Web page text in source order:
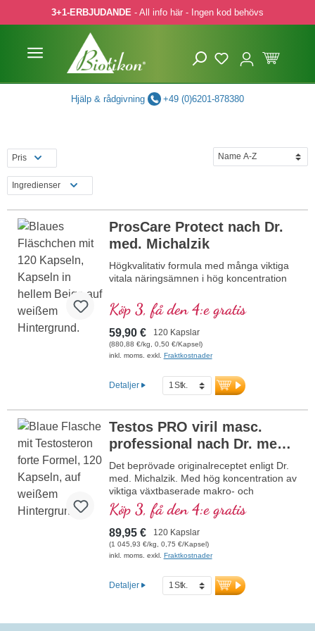
till huvudinnehåll
Hoppa till sökning
Hoppa till huvudnavigering
3+1-ERBJUDANDE - All info här - Ingen kod behövs
Hjälp & rådgivning +49 (0)6201-878380
Pris
Ingredienser
ProsCare Protect nach Dr.
med. Michalzik
Högkvalitativ formula med många viktiga
vitala näringsämnen i hög koncentration
Köp 3, få den 4:e gratis
59,90 € 120 Kapslar
(880,88 €/kg, 0,50 €/Kapsel)
inkl. moms. exkl. Fraktkostnader
Detaljer
Testos PRO viril masc.
professional nach Dr. med.
Michalzik
Det beprövade originalreceptet enligt Dr.
med. Michalzik. Med hög koncentration av
viktiga växtbaserade makro- och
mikronäringsämnen. Med värdefullt
chrysin, Tribulus terrestris, Turnera
aphrodisiaca, lignaner och organiskt
bundet zink, vilket bidrar till att bibehålla
en normal testosteronnivå, en normal
av kolhydrater, fettsyror och
makronäringsämnen. Mycket effektivt –
Köp 3, få den 4:e gratis
89,95 € 120 Kapslar
(1 045,93 €/kg, 0,75 €/Kapsel)
inkl. moms. exkl. Fraktkostnader
Detaljer